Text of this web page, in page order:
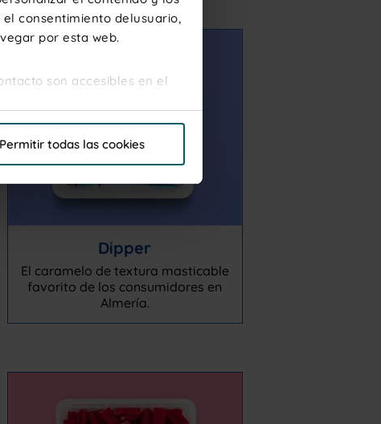
consentimiento delusuario,
por esta web.
son accesibles en el
de esta Web. Haga clic en
más completa lea laPolítica
Permitir todas las cookies
Dipper
El caramelo de textura masticable
favorito de los consumidores en
Almería.